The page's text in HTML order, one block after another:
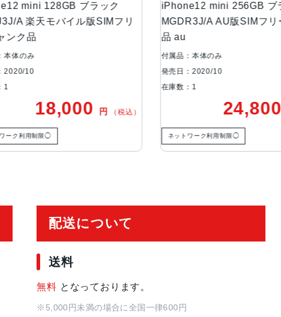
本体素材 アルミニウム, ガラス
ブロードバンド世
代
CDMA方式, GSM方式
レンズ数 デュアルレンズ
保護 耐指紋撥油コーティング, 防塵, 防
認証機能 顔認証
iPhone12 mini 256GB ブラック
MGDR3J/A AU版SIMフリー 訳あり
品 au
付属品：本体のみ
発売日：2020/10
在庫数：1
24,800円
ネットワーク利用制限◯
iPhone12 mini
MGAP3J/A 楽天モ
付属品：本体のみ
発売日：2020/10
在庫数：1
ネットワーク利用制限◯
配送について
送料
無料 となっております。
※5,000円未満の場合に全国一律600円